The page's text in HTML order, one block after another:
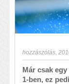
hozzászólás
Már csak
1-ben, ez